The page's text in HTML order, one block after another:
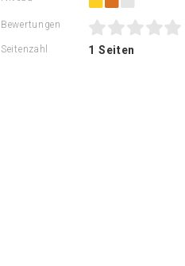
Bewertungen
Seitenzahl 1 Seiten